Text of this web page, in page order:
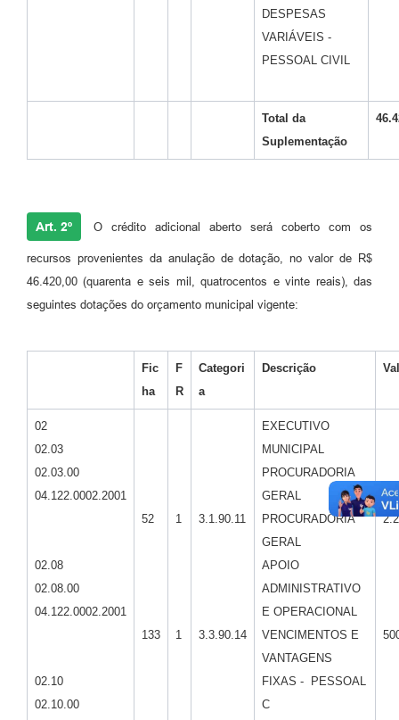
DESPESAS
VARIÁVEIS -
PESSOAL CIVIL
Total da
Suplementação
Art. 2º O crédito adicional aberto será coberto com os
recursos provenientes da anulação de dotação, no valor de R$
46.420,00 (quarenta e seis mil, quatrocentos e vinte reais), das
seguintes dotações do orçamento municipal vigente:
Fic
ha
F
R
Categori
a
Descrição
02
02.03
02.03.00
04.122.0002.2001
02.08
02.08.00
04.122.0002.2001
02.10
02.10.00
52
133
1
1
3.1.90.11
3.3.90.14
EXECUTIVO
MUNICIPAL
PROCURADORIA
GERAL
PROCURADORIA
GERAL
APOIO
ADMINISTRATIVO
E OPERACIONAL
VENCIMENTOS E
VANTAGENS
FIXAS - PESSOAL
C